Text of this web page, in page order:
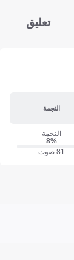
تعليق
النجمة
النجمة
8‎%‎
81 صوت